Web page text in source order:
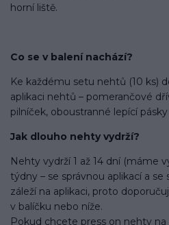
horní liště.
Co se v balení nachází?
Ke každému setu nehtů (10 ks)
aplikaci nehtů – pomerančové
pilníček, oboustranné lepící
Jak dlouho nehty vydrží?
Nehty vydrží 1 až 14 dní (máme
týdny – se správnou aplikací a
záleží na aplikaci, proto
v balíčku nebo níže.
Pokud chcete press on nehty